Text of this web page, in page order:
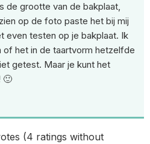
de grootte van de bakplaat,
op de foto paste het bij mij
even testen op je bakplaat. Ik
het in de taartvorm hetzelfde
getest. Maar je kunt het
🙂
(4 ratings without